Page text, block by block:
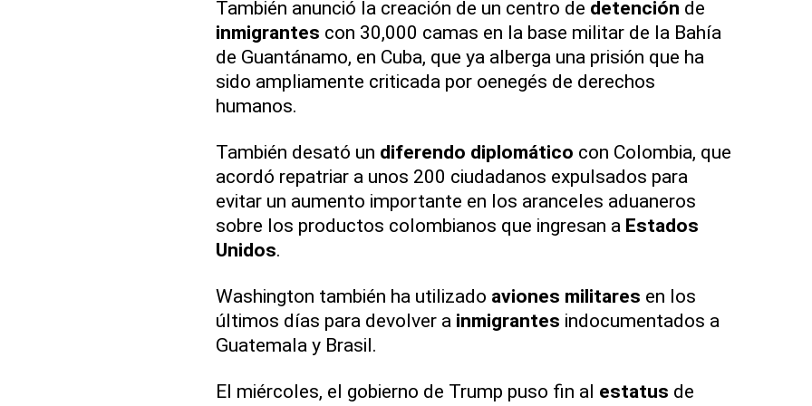
También anunció la creación de un centro de detención de
inmigrantes con 30,000 camas en la base militar de la Bahía
de Guantánamo, en Cuba, que ya alberga una prisión que ha
sido ampliamente criticada por oenegés de derechos
humanos.
También desató un diferendo diplomático con Colombia, que
acordó repatriar a unos 200 ciudadanos expulsados para
evitar un aumento importante en los aranceles aduaneros
sobre los productos colombianos que ingresan a Estados
Unidos.
Washington también ha utilizado aviones militares en los
últimos días para devolver a inmigrantes indocumentados a
Guatemala y Brasil.
El miércoles, el gobierno de Trump puso fin al estatus de